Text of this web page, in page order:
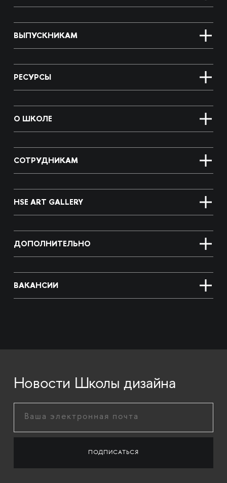
ВЫПУСКНИКАМ
РЕСУРСЫ
О ШКОЛЕ
СОТРУДНИКАМ
HSE ART GALLERY
ДОПОЛНИТЕЛЬНО
ВАКАНСИИ
Новости Школы дизайна